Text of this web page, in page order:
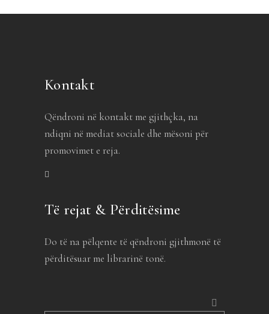
Kontakt
Qëndroni në kontakt me gjithçka, na
ndiqni në mediat sociale dhe mësoni për
promovimet e reja.
Të rejat & Përditësime
Do të na pëlqente të qëndroni gjithmonë të
përditësuar me librarinë tonë.